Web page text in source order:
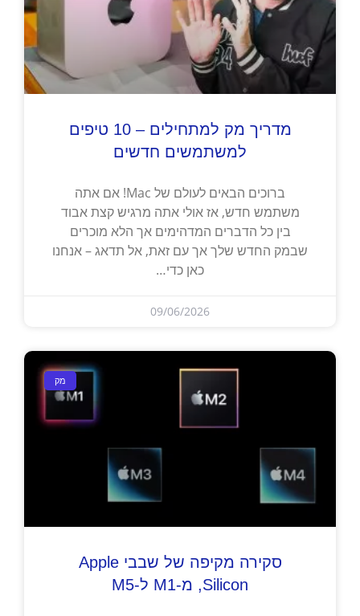
מדריך מק למתחילים – 10 טיפים
למשתמשים חדשים
ברוכים הבאים לעולם של Mac! אם אתה
משתמש חדש, אז אולי אתה מרגיש קצת אבוד
בין כל הדברים המדהימים אך הלא מוכרים
שבמק החדש שלך אך עם זאת, אל תדאג – אנחנו
כאן כדי…
09/06/2026
מק
סקירה מקיפה של שבבי Apple
Silicon, מ-M1 ל-M5